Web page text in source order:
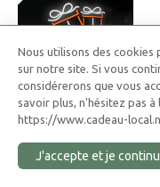
Carte Cadeau
Nous utilisons des cookies
sur notre site. Si vous
considérerons que vous
savoir plus, n'hésitez pas
https://www.cadeau-
J'accepte et je